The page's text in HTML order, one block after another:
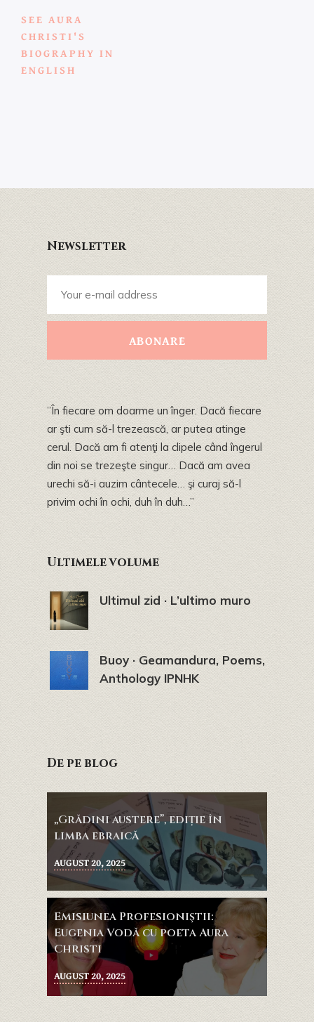
SEE AURA
CHRISTI'S
BIOGRAPHY IN
ENGLISH
Newsletter
ABONARE
”În fiecare om doarme un înger. Dacă fiecare
ar şti cum să-l trezească, ar putea atinge
cerul. Dacă am fi atenţi la clipele când îngerul
din noi se trezeşte singur… Dacă am avea
urechi să-i auzim cântecele… şi curaj să-l
privim ochi în ochi, duh în duh…”
Ultimele volume
Ultimul zid · L’ultimo muro
Buoy · Geamandura, Poems,
Anthology IPNHK
De pe blog
„Grădini austere”, ediție în
limba ebraică
AUGUST 20, 2025
Emisiunea Profesioniştii:
Eugenia Vodă cu poeta Aura
Christi
AUGUST 20, 2025